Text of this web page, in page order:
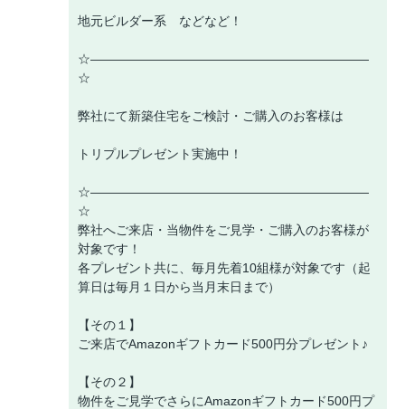
地元ビルダー系 などなど！
☆――――――――――――――――――――――
☆
弊社にて新築住宅をご検討・ご購入のお客様は
トリプルプレゼント実施中！
☆――――――――――――――――――――――
☆
弊社へご来店・当物件をご見学・ご購入のお客様が
対象です！
各プレゼント共に、毎月先着10組様が対象です（起
算日は毎月１日から当月末日まで）
【その１】
ご来店でAmazonギフトカード500円分プレゼント♪
【その２】
物件をご見学でさらにAmazonギフトカード500円プ